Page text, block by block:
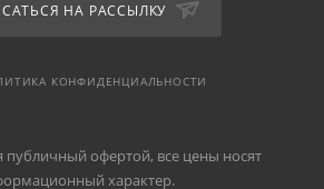
НА РАССЫЛКУ
КОНФИДЕНЦИАЛЬНОСТИ
публичный офертой, все цены носят
характер.